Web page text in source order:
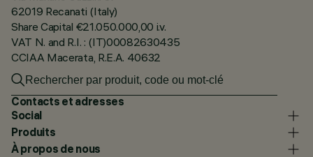
62019 Recanati (Italy)
Share Capital €21.050.000,00 i.v.
VAT N. and R.I. : (IT)00082630435
CCIAA Macerata, R.E.A. 40632
Contacts et adresses
Social
Produits
À propos de nous